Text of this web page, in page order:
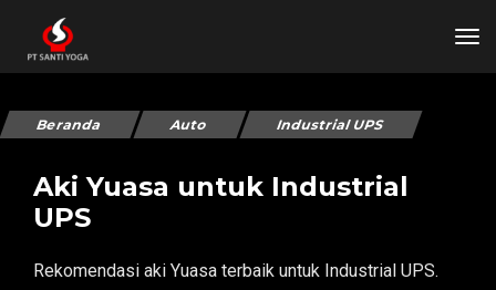
Beranda Auto Industrial UPS
Aki Yuasa untuk Industrial
UPS
Rekomendasi aki Yuasa terbaik untuk Industrial UPS.